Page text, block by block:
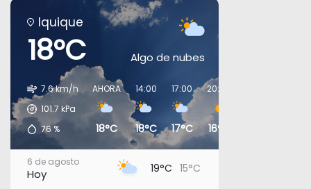
Iquique
18°C Algo de nubes
7.6 km/h
101.7 kPa
76 %
AHORA
18°C
14:00
18°C
17:00
17°C
20:00
16°C
6 de agosto
Hoy 19°C 15°C